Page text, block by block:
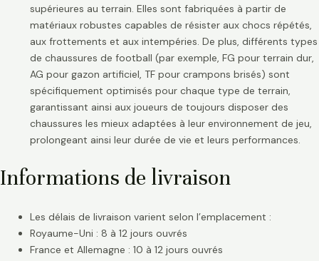
supérieures au terrain. Elles sont fabriquées à partir de
matériaux robustes capables de résister aux chocs répétés,
aux frottements et aux intempéries. De plus, différents types
de chaussures de football (par exemple, FG pour terrain dur,
AG pour gazon artificiel, TF pour crampons brisés) sont
spécifiquement optimisés pour chaque type de terrain,
garantissant ainsi aux joueurs de toujours disposer des
chaussures les mieux adaptées à leur environnement de jeu,
prolongeant ainsi leur durée de vie et leurs performances.
Informations de livraison
Les délais de livraison varient selon l’emplacement :
Royaume-Uni : 8 à 12 jours ouvrés
France et Allemagne : 10 à 12 jours ouvrés